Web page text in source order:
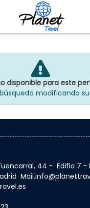
disponible para este
modificando
44 - Edifio 7 -